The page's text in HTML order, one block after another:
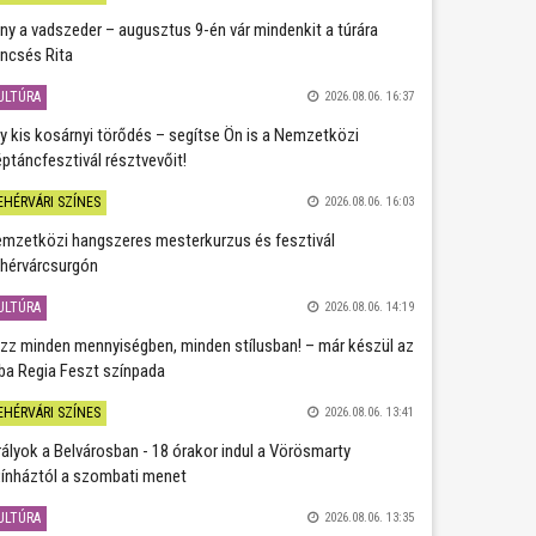
a vadszeder – augusztus 9-én vár mindenkit a túrára
Rita
2026.08.06. 16:37
kis kosárnyi törődés – segítse Ön is a Nemzetközi
résztvevőit!
SZÍNES 2026.08.06. 16:03
hangszeres mesterkurzus és fesztivál
2026.08.06. 14:19
minden mennyiségben, minden stílusban! – már készül az
Regia Feszt színpada
SZÍNES 2026.08.06. 13:41
a Belvárosban - 18 órakor indul a Vörösmarty
a szombati menet
2026.08.06. 13:35